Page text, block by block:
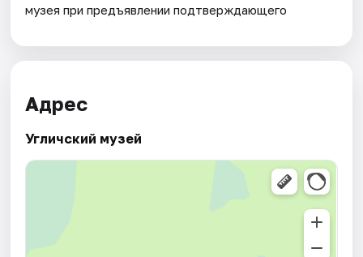
музея при предъявлении подтверждающего
Адрес
Угличский музей